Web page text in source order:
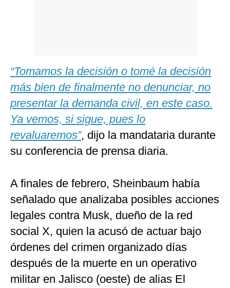
“Tomamos la decisión o tomé la decisión
más bien de finalmente no denunciar, no
presentar la demanda civil, en este caso.
Ya vemos, si sigue, pues lo
revaluaremos”, dijo la mandataria durante
su conferencia de prensa diaria.
A finales de febrero, Sheinbaum había
señalado que analizaba posibles acciones
legales contra Musk, dueño de la red
social X, quien la acusó de actuar bajo
órdenes del crimen organizado días
después de la muerte en un operativo
militar en Jalisco (oeste) de alias El